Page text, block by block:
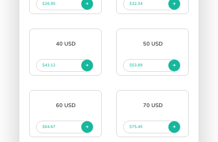
$26.95 $32.34
40 USD
$43.12
50 USD
$53.89
60 USD
$64.67
70 USD
$75.45